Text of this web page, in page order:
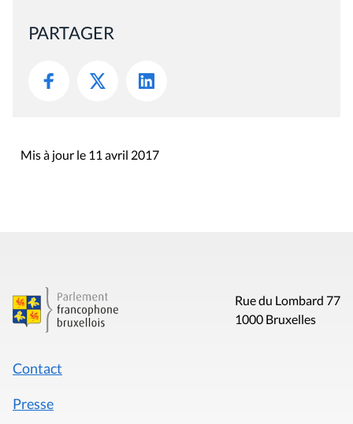
PARTAGER
Mis à jour le 11 avril 2017
Rue du Lombard 77
1000 Bruxelles
Contact
Presse